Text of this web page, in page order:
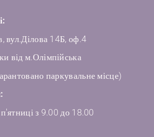
вул.Ділова 14Б, оф.4
від м.Олімпійська
паркувальне місце)
з 9.00 до 18.00